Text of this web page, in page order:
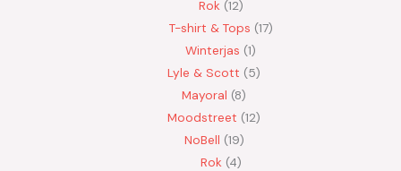
Rok 12
T-shirt & Tops 17
Winterjas 1
Lyle & Scott
5
Mayoral 8
Moodstreet 12
NoBell 19
Rok 4